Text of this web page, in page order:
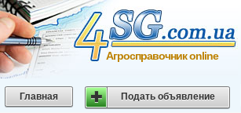
Агросправочник online
Главная Подать объявление